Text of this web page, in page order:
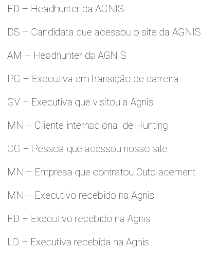
FD – Headhunter da AGNIS
DS – Candidata que acessou o site da AGNIS
AM – Headhunter da AGNIS
PG – Executiva em transição de carreira
GV – Executiva que visitou a Agnis
MN – Cliente internacional de Hunting
CG – Pessoa que acessou nosso site
MN – Empresa que contratou Outplacement
MN – Executivo recebido na Agnis
FD – Executivo recebido na Agnis
LD – Executiva recebida na Agnis